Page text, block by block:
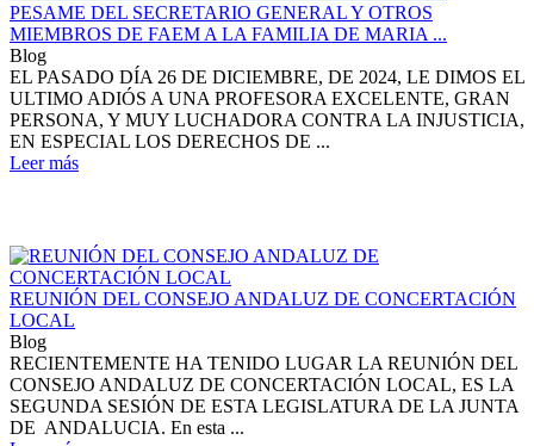
PESAME DEL SECRETARIO GENERAL Y OTROS
MIEMBROS DE FAEM A LA FAMILIA DE MARIA ...
Blog
EL PASADO DÍA 26 DE DICIEMBRE, DE 2024, LE DIMOS EL
ULTIMO ADIÓS A UNA PROFESORA EXCELENTE, GRAN
PERSONA, Y MUY LUCHADORA CONTRA LA INJUSTICIA,
EN ESPECIAL LOS DERECHOS DE ...
Leer más
REUNIÓN DEL CONSEJO ANDALUZ DE CONCERTACIÓN
LOCAL
Blog
RECIENTEMENTE HA TENIDO LUGAR LA REUNIÓN DEL
CONSEJO ANDALUZ DE CONCERTACIÓN LOCAL, ES LA
SEGUNDA SESIÓN DE ESTA LEGISLATURA DE LA JUNTA
DE ANDALUCIA. En esta ...